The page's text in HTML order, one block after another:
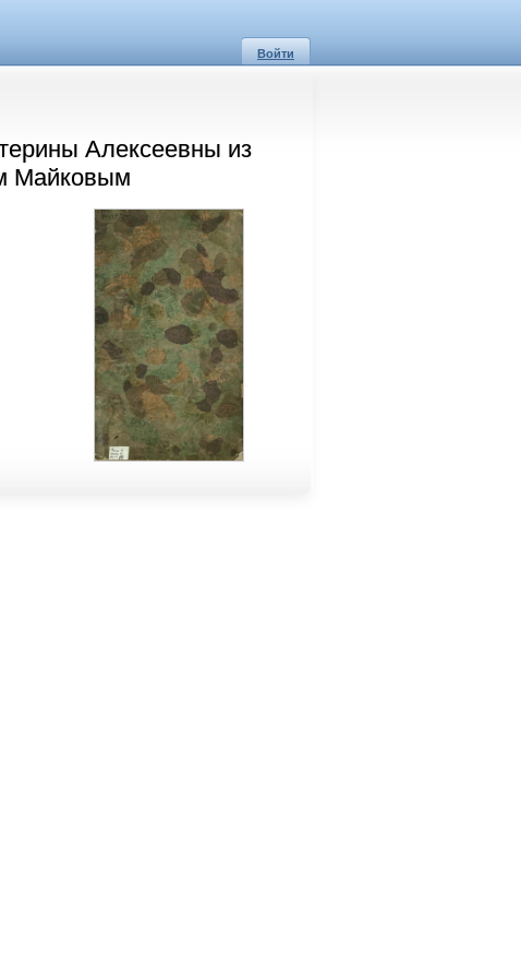
Войти
Алексеевны из
Майковым